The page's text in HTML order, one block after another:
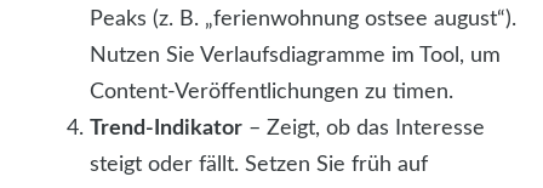
Peaks (z. B. „ferienwohnung ostsee august“).
Nutzen Sie Verlaufsdiagramme im Tool, um
Content-Veröffentlichungen zu timen.
Trend-Indikator – Zeigt, ob das Interesse
steigt oder fällt. Setzen Sie früh auf